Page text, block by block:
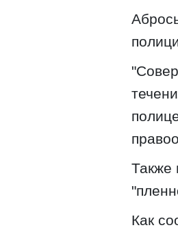
Также
Как